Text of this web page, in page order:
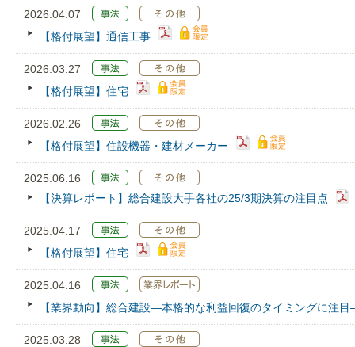
2026.04.07
【格付展望】通信工事
2026.03.27
【格付展望】住宅
2026.02.26
【格付展望】住設機器・建材メーカー
2025.06.16
【決算レポート】総合建設大手各社の25/3期決算の注目点
2025.04.17
【格付展望】住宅
2025.04.16
【業界動向】総合建設―本格的な利益回復のタイミングに注
2025.03.28